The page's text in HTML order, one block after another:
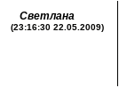
Светлана
(23:16:30 22.05.2009)